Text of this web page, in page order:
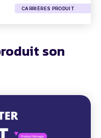
CARRIÈRES PRODUIT
son